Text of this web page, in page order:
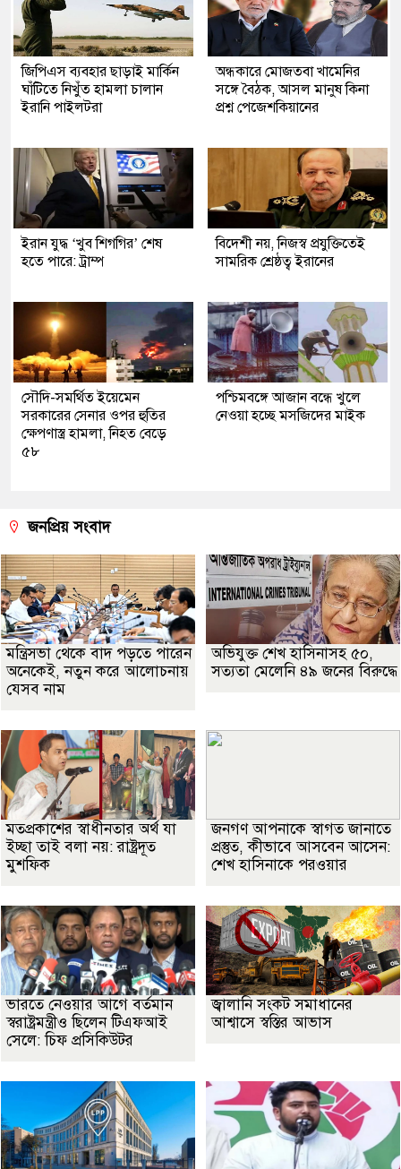
জিপিএস ব্যবহার ছাড়াই মার্কিন
ঘাঁটিতে নিখুঁত হামলা চালান
ইরানি পাইলটরা
অন্ধকারে মোজতবা খামেনির
সঙ্গে বৈঠক, আসল মানুষ কিনা
প্রশ্ন পেজেশকিয়ানের
ইরান যুদ্ধ ‘খুব শিগগির’ শেষ
হতে পারে: ট্রাম্প
বিদেশী নয়, নিজস্ব প্রযুক্তিতেই
সামরিক শ্রেষ্ঠত্ব ইরানের
সৌদি-সমর্থিত ইয়েমেন
সরকারের সেনার ওপর হুতির
ক্ষেপণাস্ত্র হামলা, নিহত বেড়ে
৫৮
পশ্চিমবঙ্গে আজান বন্ধে খুলে
নেওয়া হচ্ছে মসজিদের মাইক
জনপ্রিয় সংবাদ
মন্ত্রিসভা থেকে বাদ পড়তে পারেন
অনেকেই, নতুন করে আলোচনায়
যেসব নাম
অভিযুক্ত শেখ হাসিনাসহ ৫০,
সত্যতা মেলেনি ৪৯ জনের বিরুদ্ধে
মতপ্রকাশের স্বাধীনতার অর্থ যা
ইচ্ছা তাই বলা নয়: রাষ্ট্রদূত
মুশফিক
জনগণ আপনাকে স্বাগত জানাতে
প্রস্তুত, কীভাবে আসবেন আসেন:
শেখ হাসিনাকে পরওয়ার
ভারতে নেওয়ার আগে বর্তমান
স্বরাষ্ট্রমন্ত্রীও ছিলেন টিএফআই
সেলে: চিফ প্রসিকিউটর
জ্বালানি সংকট সমাধানের
আশ্বাসে স্বস্তির আভাস